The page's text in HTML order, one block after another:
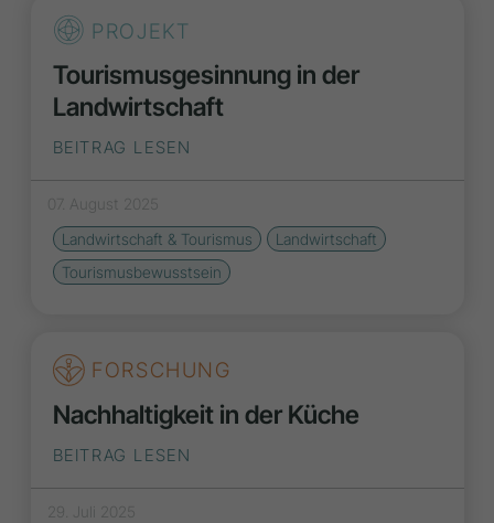
PROJEKT
Tourismusgesinnung in der
Landwirtschaft
BEITRAG LESEN
07. August 2025
Landwirtschaft & Tourismus
Landwirtschaft
Tourismusbewusstsein
FORSCHUNG
Nachhaltigkeit in der Küche
BEITRAG LESEN
29. Juli 2025